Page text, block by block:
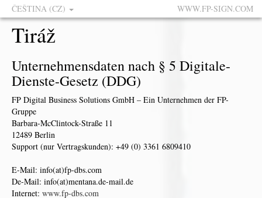
ČEŠTINA (CZ) WWW.FP-SIGN.COM
Tiráž
Unternehmensdaten nach § 5 Digitale-
Dienste-Gesetz (DDG)
FP Digital Business Solutions GmbH – Ein Unternehmen der FP-
Gruppe
Barbara-McClintock-Straße 11
12489 Berlin
Support (nur Vertragskunden): +49 (0) 3361 6809410
E-Mail: info(at)fp-dbs.com
De-Mail: info(at)mentana.de-mail.de
Internet: www.fp-dbs.com